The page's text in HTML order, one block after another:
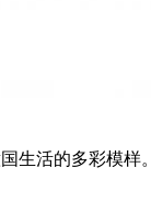
生活的多彩模样。